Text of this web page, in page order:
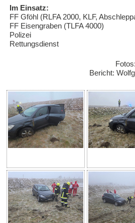
Fotogalerie 2017
Feuerwehrjugend
Termine
Kontakt
Im Einsatz:
FF Gföhl (RLFA 2000, KLF,
FF Eisengraben (TLFA 4000)
Polizei
Rettungsdienst
Bericht: